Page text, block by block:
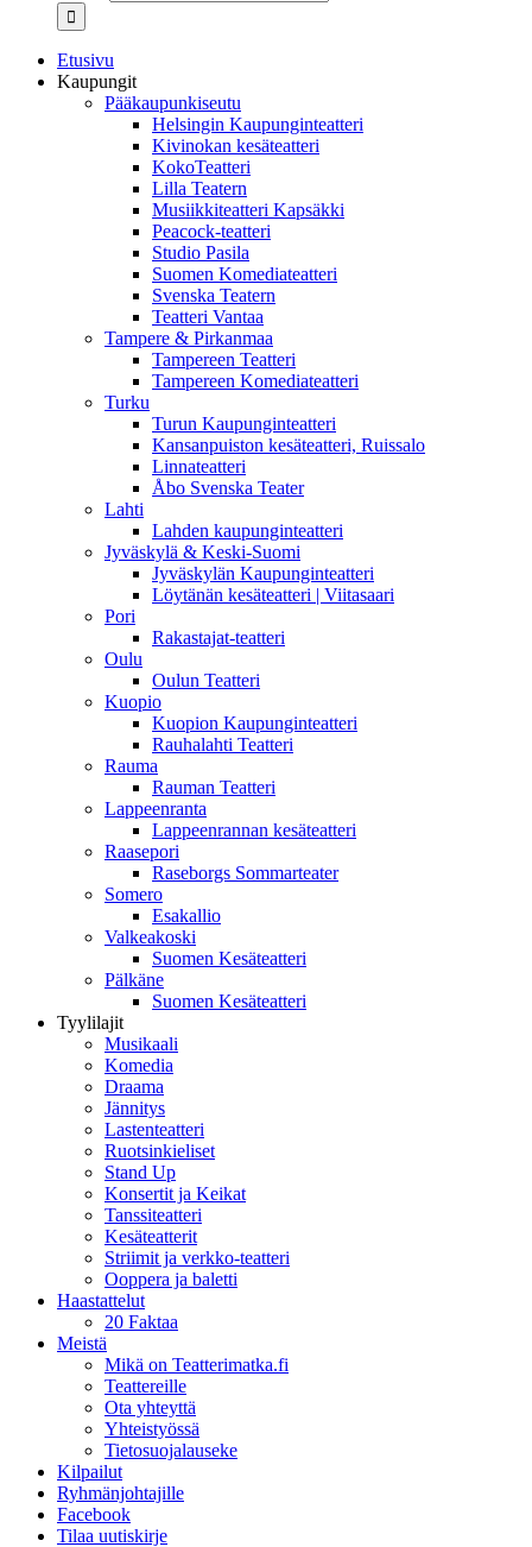
Etusivu
Kaupungit
Pääkaupunkiseutu
Helsingin Kaupunginteatteri
Kivinokan kesäteatteri
KokoTeatteri
Lilla Teatern
Musiikkiteatteri Kapsäkki
Peacock-teatteri
Studio Pasila
Suomen Komediateatteri
Svenska Teatern
Teatteri Vantaa
Tampere & Pirkanmaa
Tampereen Teatteri
Tampereen Komediateatteri
Turku
Turun Kaupunginteatteri
Kansanpuiston kesäteatteri, Ruissalo
Linnateatteri
Åbo Svenska Teater
Lahti
Lahden kaupunginteatteri
Jyväskylä & Keski-Suomi
Jyväskylän Kaupunginteatteri
Löytänän kesäteatteri | Viitasaari
Pori
Rakastajat-teatteri
Oulu
Oulun Teatteri
Kuopio
Kuopion Kaupunginteatteri
Rauhalahti Teatteri
Rauma
Rauman Teatteri
Lappeenranta
Lappeenrannan kesäteatteri
Raasepori
Raseborgs Sommarteater
Somero
Esakallio
Valkeakoski
Suomen Kesäteatteri
Pälkäne
Suomen Kesäteatteri
Tyylilajit
Musikaali
Komedia
Draama
Jännitys
Lastenteatteri
Ruotsinkieliset
Stand Up
Konsertit ja Keikat
Tanssiteatteri
Kesäteatterit
Striimit ja verkko-teatteri
Ooppera ja baletti
Haastattelut
20 Faktaa
Meistä
Mikä on Teatterimatka.fi
Teattereille
Ota yhteyttä
Yhteistyössä
Tietosuojalauseke
Kilpailut
Ryhmänjohtajille
Facebook
Tilaa uutiskirje